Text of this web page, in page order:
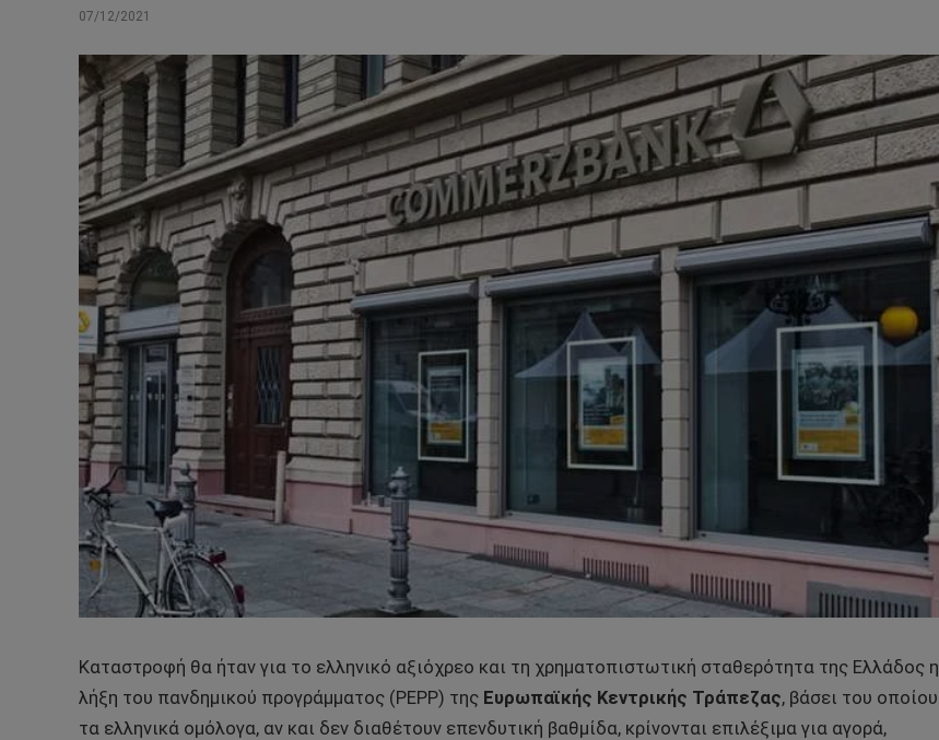
07/12/2021
Καταστροφή θα ήταν για το ελληνικό αξιόχρεο και τη χρηματοπιστωτική σταθερότητα της Ελλάδος η
λήξη του πανδημικού προγράμματος (PEPP) της Ευρωπαϊκής Κεντρικής Τράπεζας, βάσει του οποίου
τα ελληνικά ομόλογα, αν και δεν διαθέτουν επενδυτική βαθμίδα, κρίνονται επιλέξιμα για αγορά,